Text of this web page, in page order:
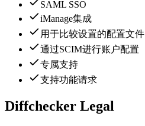
SAML SSO
iManage集成
用于比较设置的配置文件
通过SCIM进行账户配置
专属支持
支持功能请求
Diffchecker Legal